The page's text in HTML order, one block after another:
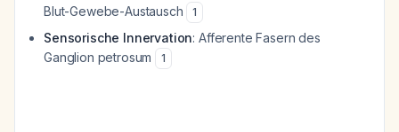
Blut-Gewebe-Austausch
1
Sensorische Innervation: Afferente Fasern des
Ganglion petrosum
1